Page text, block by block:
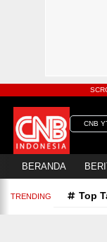
CNB
BERANDA
TRENDING Top